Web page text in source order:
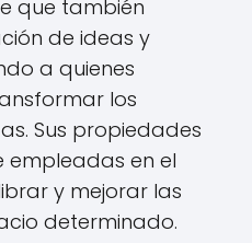
que también
de ideas y
a quienes
los
Sus propiedades
empleadas en el
y mejorar las
determinado.